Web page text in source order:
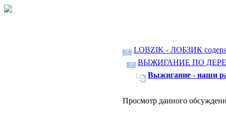
LOBZIK - ЛОБЗИК
ВЫЖИГАНИЕ ПО
Выжигание - наши
Просмотр данного